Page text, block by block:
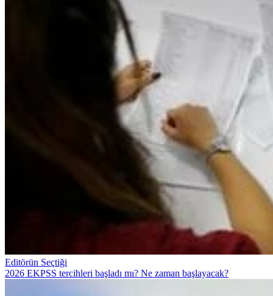
Editörün Seçtiği
2026 EKPSS tercihleri başladı mı? Ne zaman başlayacak?